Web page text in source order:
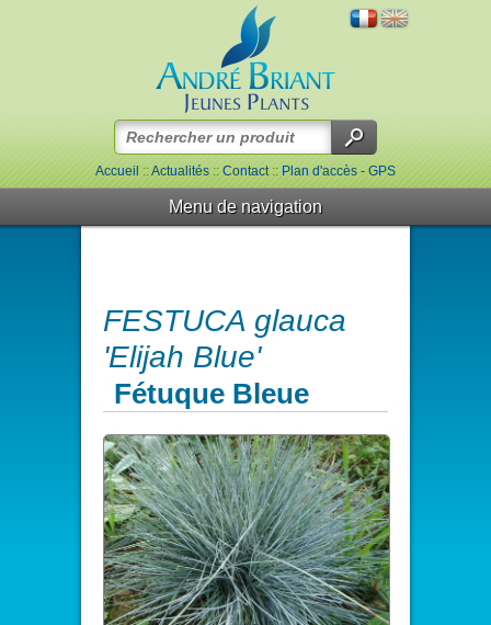
Accueil::Actualités::Contact::Plan d'accès - GPS
Menu de navigation
FESTUCA glauca
'Elijah Blue'
Fétuque Bleue